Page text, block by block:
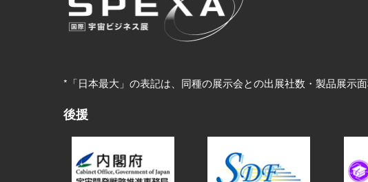
*「日本最大」の表記は、同種の展示会との出展社数・製品展示面
後援